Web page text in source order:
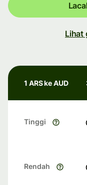
Lihat
1 ARS ke AUD
Tinggi
Rendah